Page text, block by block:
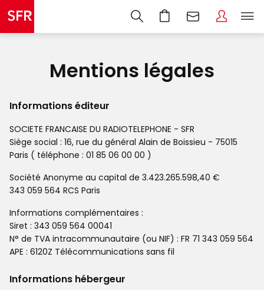
Mentions légales
Informations éditeur
SOCIETE FRANCAISE DU RADIOTELEPHONE - SFR
Siège social : 16, rue du général Alain de Boissieu - 75015
Paris ( téléphone : 01 85 06 00 00 )
Société Anonyme au capital de 3.423.265.598,40 €
343 059 564 RCS Paris
Informations complémentaires :
Siret : 343 059 564 00041
N° de TVA intracommunautaire (ou NIF) : FR 71 343 059 564
APE : 6120Z Télécommunications sans fil
Informations hébergeur